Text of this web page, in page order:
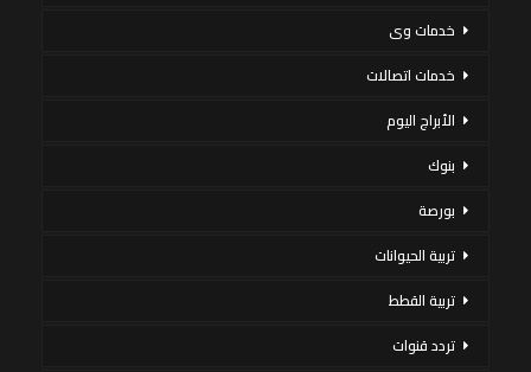
خدمات وى
خدمات اتصالات
الأبراج اليوم
بنوك
بورصة
تربية الحيوانات
تربية القطط
تردد قنوات